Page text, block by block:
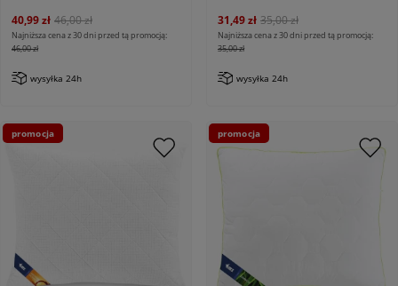
40,99 zł 46,00 zł
Najniższa cena z 30 dni przed tą promocją:
46,00 zł
wysyłka 24h
31,49 zł 35,00 zł
Najniższa cena z 30 dni przed tą promocją:
35,00 zł
wysyłka 24h
promocja promocja